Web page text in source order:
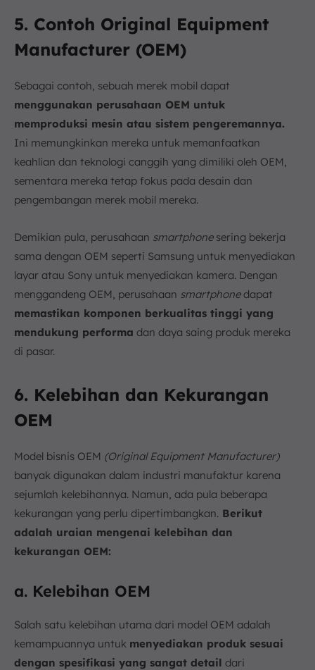
5. Contoh Original Equipment
Manufacturer (OEM)
Sebagai contoh, sebuah merek mobil dapat
menggunakan perusahaan OEM untuk
memproduksi mesin atau sistem pengeremannya.
Ini memungkinkan mereka untuk memanfaatkan
keahlian dan teknologi canggih yang dimiliki oleh OEM,
sementara mereka tetap fokus pada desain dan
pengembangan merek mobil mereka.
Demikian pula, perusahaan smartphonesering bekerja
sama dengan OEM seperti Samsung untuk menyediakan
layar atau Sony untuk menyediakan kamera. Dengan
menggandeng OEM, perusahaan smartphonedapat
memastikan komponen berkualitas tinggi yang
mendukung performa dan daya saing produk mereka
di pasar.
6. Kelebihan dan Kekurangan
OEM
Model bisnis OEM (Original Equipment Manufacturer)
banyak digunakan dalam industri manufaktur karena
sejumlah kelebihannya. Namun, ada pula beberapa
kekurangan yang perlu dipertimbangkan. Berikut
adalah uraian mengenai kelebihan dan
kekurangan OEM:
a. Kelebihan OEM
Salah satu kelebihan utama dari model OEM adalah
kemampuannya untuk menyediakan produk sesuai
dengan spesifikasi yang sangat detail dari